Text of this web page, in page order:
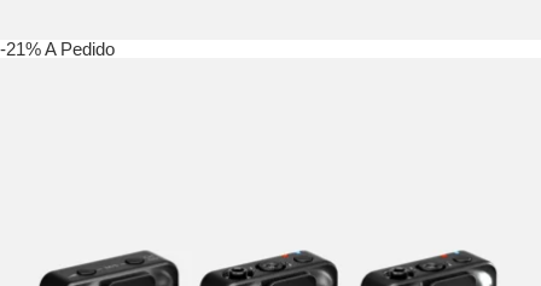
-21%A Pedido